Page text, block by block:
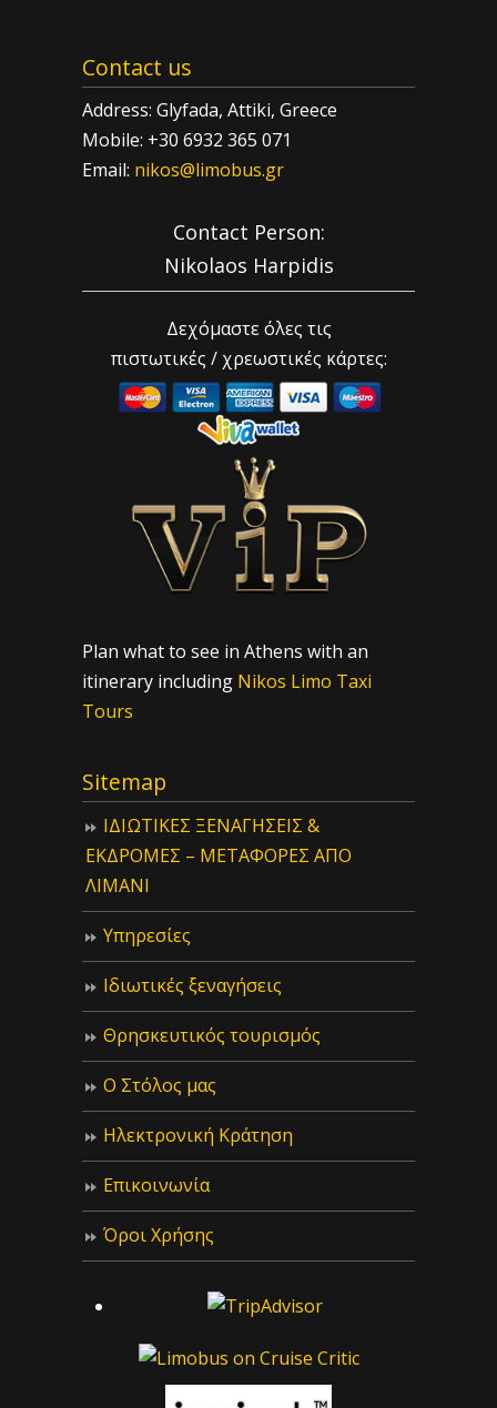
Contact us
Address: Glyfada, Attiki, Greece
Mobile: +30 6932 365 071
Email: nikos@limobus.gr
Contact Person:
Nikolaos Harpidis
Δεχόμαστε όλες τις
πιστωτικές / χρεωστικές κάρτες:
Plan what to see in Athens with an
itinerary including Nikos Limo Taxi
Tours
Sitemap
ΙΔIΩΤΙΚΕΣ ΞΕΝΑΓΗΣΕΙΣ &
ΕΚΔΡΟΜΕΣ – ΜΕΤΑΦΟΡΕΣ ΑΠΟ
ΛΙΜΑΝΙ
Υπηρεσίες
Ιδιωτικές ξεναγήσεις
Θρησκευτικός τουρισμός
Ο Στόλος μας
Ηλεκτρονική Κράτηση
Επικοινωνία
Όροι Χρήσης